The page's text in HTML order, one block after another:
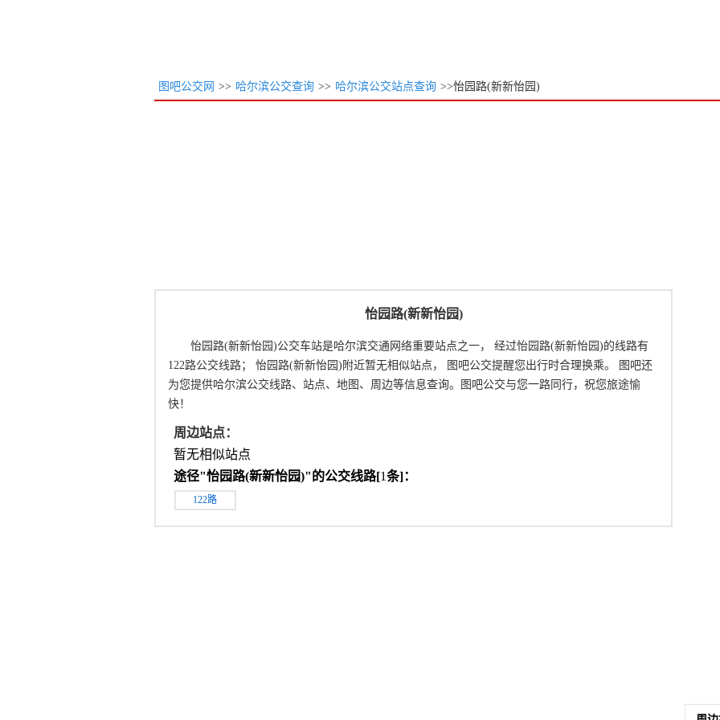
图吧公交网 >> 哈尔滨公交查询 >> 哈尔滨公交站点查询 >>怡园路(新新怡园)
怡园路(新新怡园)
怡园路(新新怡园)公交车站是哈尔滨交通网络重要站点之一， 经过怡园路(新新怡园)的线路有
122路公交线路； 怡园路(新新怡园)附近暂无相似站点， 图吧公交提醒您出行时合理换乘。 图吧还
为您提供哈尔滨公交线路、站点、地图、周边等信息查询。图吧公交与您一路同行，祝您旅途愉
快！
周边站点：
暂无相似站点
途径"怡园路(新新怡园)"的公交线路[1条]：
122路